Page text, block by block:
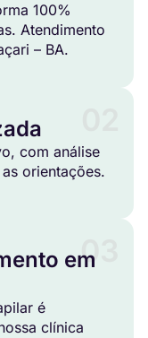
100%
Atendimento
– BA.
com análise
orientações.
03
em
é
clínica